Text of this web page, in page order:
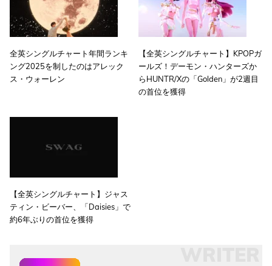
全英シングルチャート年間ランキ
ング2025を制したのはアレック
ス・ウォーレン
【全英シングルチャート】KPOPガ
ールズ！デーモン・ハンターズか
らHUNTR/Xの「Golden」が2週目
の首位を獲得
【全英シングルチャート】ジャス
ティン・ビーバー、「Daisies」で
約6年ぶりの首位を獲得